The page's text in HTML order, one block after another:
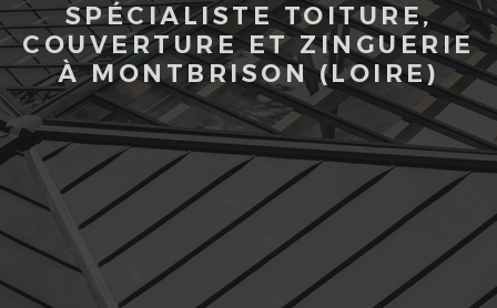
SPÉCIALISTE TOITURE,
COUVERTURE ET ZINGUERIE
À MONTBRISON (LOIRE)